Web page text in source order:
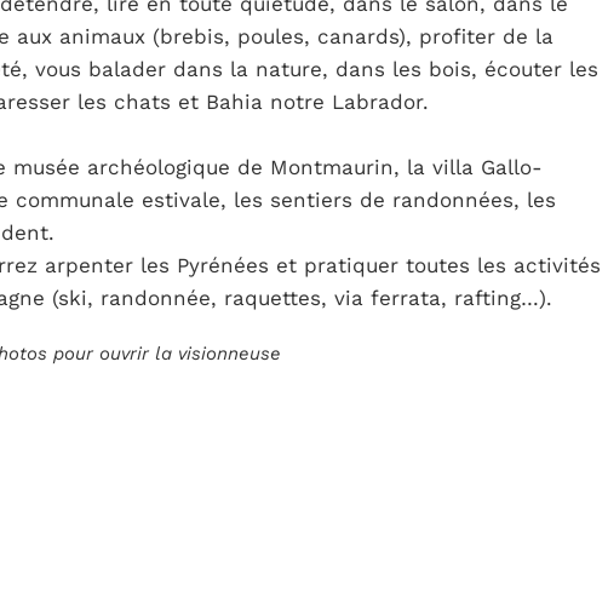
aux animaux (brebis, poules, canards), profiter de la
vous balader dans la nature, dans les bois, écouter les
les chats et Bahia notre Labrador.
musée archéologique de Montmaurin, la villa Gallo-
communale estivale, les sentiers de randonnées, les
arpenter les Pyrénées et pratiquer toutes les activités
(ski, randonnée, raquettes, via ferrata, rafting…).
pour ouvrir la visionneuse